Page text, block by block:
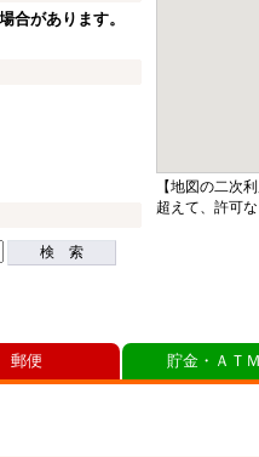
合があります。
検 索
【地図の二次
超えて、許可
郵便 貯金・ＡＴ